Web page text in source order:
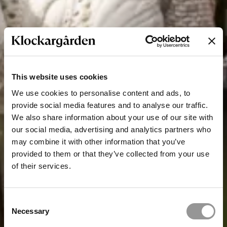
This website uses cookies
We use cookies to personalise content and ads, to
provide social media features and to analyse our traffic.
We also share information about your use of our site with
our social media, advertising and analytics partners who
may combine it with other information that you’ve
provided to them or that they’ve collected from your use
of their services.
Selection
Necessary